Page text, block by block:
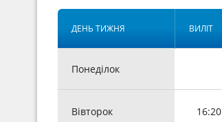
ДЕНЬ ТИЖНЯ ВИЛІТ
Понеділок
Вівторок 16:20